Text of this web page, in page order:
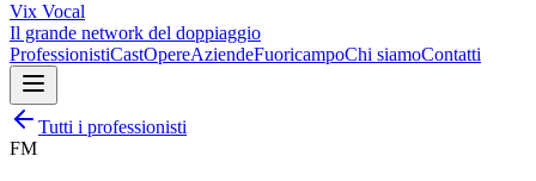
Vix Vocal
Il grande network del doppiaggio
ProfessionistiCastOpereAziendeFuoricampoChi siamoContatti
Tutti i professionisti
FM